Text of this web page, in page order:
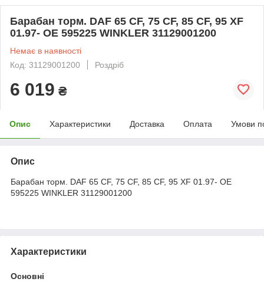
Барабан торм. DAF 65 CF, 75 CF, 85 CF, 95 XF
01.97- OE 595225 WINKLER 31129001200
Немає в наявності
Код: 31129001200
Роздріб
6 019 ₴
Опис Характеристики Доставка Оплата Умови
Опис
Барабан торм. DAF 65 CF, 75 CF, 85 CF, 95 XF 01.97- OE
595225 WINKLER 31129001200
Характеристики
Основні